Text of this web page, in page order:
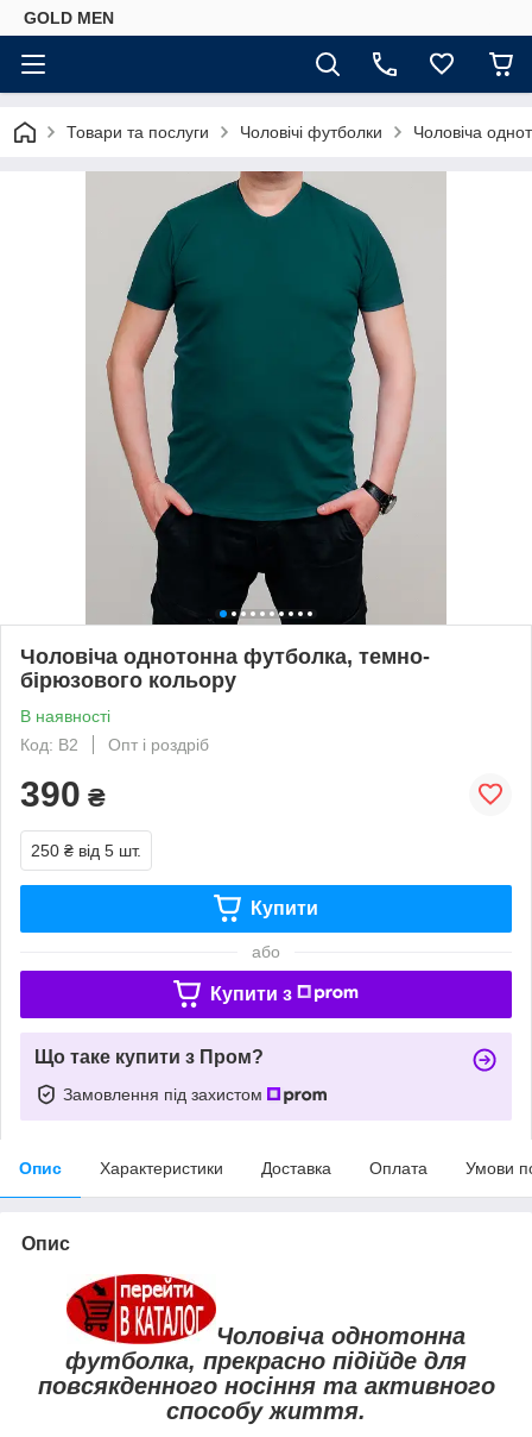
GOLD MEN
Товари та послуги Чоловічі футболки Чоловіча
Чоловіча однотонна футболка, темно-
бірюзового кольору
В наявності
Код: B2
Опт і роздріб
390 ₴
250 ₴ від 5 шт.
Купити
або
Купити з
Що таке купити з Пром?
Замовлення під захистом
Опис Характеристики Доставка Оплата Умови
Опис
Чоловіча однотонна
футболка, прекрасно підійде для
повсякденного носіння та активного
способу життя.